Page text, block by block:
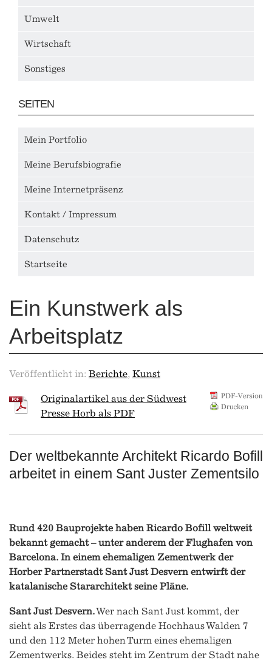
Umwelt
Wirtschaft
Sonstiges
SEITEN
Mein Portfolio
Meine Berufsbiografie
Meine Internetpräsenz
Kontakt / Impressum
Datenschutz
Startseite
Ein Kunstwerk als
Arbeitsplatz
Veröffentlicht in: Berichte, Kunst
Originalartikel aus der Südwest
Presse Horb als PDF
Der weltbekannte Architekt Ricardo Bofill
arbeitet in einem Sant Juster Zementsilo
Rund 420 Bauprojekte haben Ricardo Bofill weltweit
bekannt gemacht – unter anderem der Flughafen von
Barcelona. In einem ehemaligen Zementwerk der
Horber Partnerstadt Sant Just Desvern entwirft der
katalanische Stararchitekt seine Pläne.
Sant Just Desvern.Wer nach Sant Just kommt, der
sieht als Erstes das überragende Hochhaus Walden 7
und den 112 Meter hohen Turm eines ehemaligen
Zementwerks. Beides steht im Zentrum der Stadt nahe